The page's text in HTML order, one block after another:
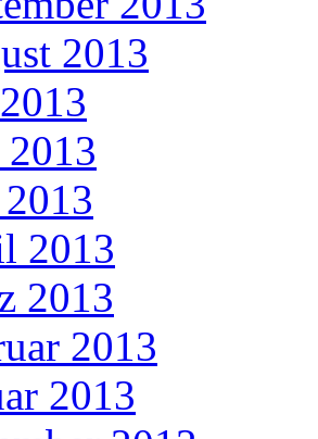
2013
2013
2013
2013
2013